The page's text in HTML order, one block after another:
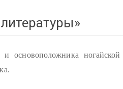
основоположника